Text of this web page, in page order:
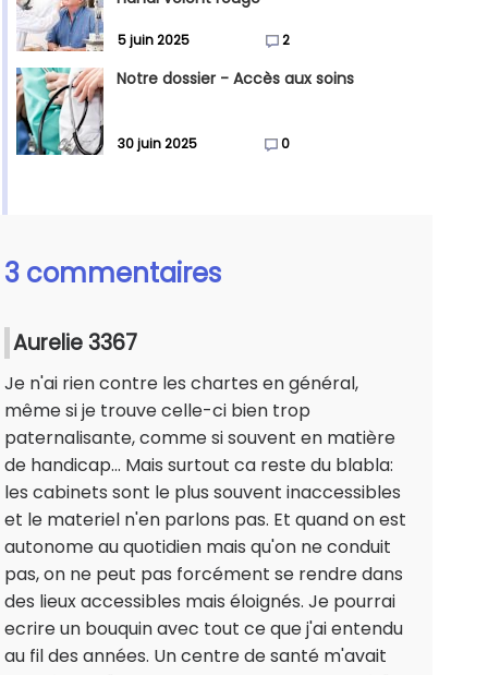
5 juin 2025 2
Notre dossier - Accès aux soins
30 juin 2025 0
3 commentaires
Aurelie 3367
Je n'ai rien contre les chartes en général,
même si je trouve celle-ci bien trop
paternalisante, comme si souvent en matière
de handicap... Mais surtout ca reste du blabla:
les cabinets sont le plus souvent inaccessibles
et le materiel n'en parlons pas. Et quand on est
autonome au quotidien mais qu'on ne conduit
pas, on ne peut pas forcément se rendre dans
des lieux accessibles mais éloignés. Je pourrai
ecrire un bouquin avec tout ce que j'ai entendu
au fil des années. Un centre de santé m'avait